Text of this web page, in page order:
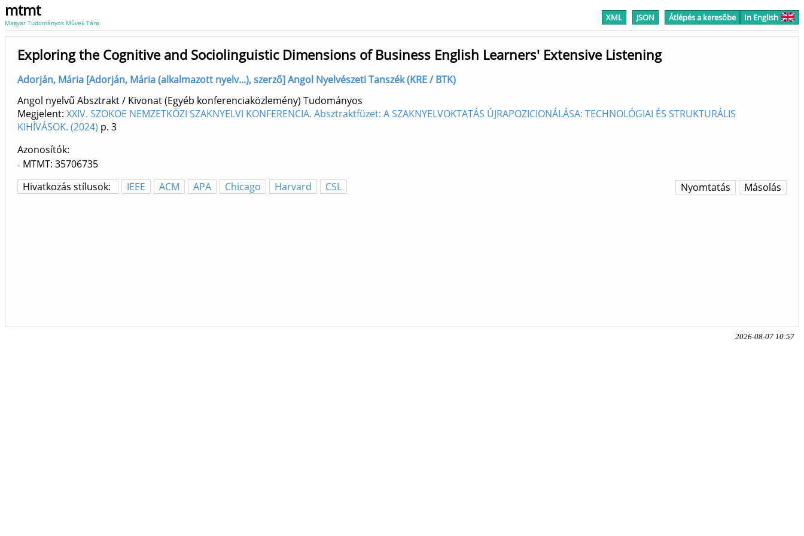
mtmt
Magyar Tudományos Művek Tára XML JSON Átlépés a keresőbe In English
Exploring the Cognitive and Sociolinguistic Dimensions of Business English Learners' Extensive Listening
Adorján, Mária [Adorján, Mária (alkalmazott nyelv...), szerző] Angol Nyelvészeti Tanszék (KRE / BTK)
Angol nyelvű Absztrakt / Kivonat (Egyéb konferenciaközlemény) Tudományos
Megjelent: XXIV. SZOKOE NEMZETKÖZI SZAKNYELVI KONFERENCIA. Absztraktfüzet: A SZAKNYELVOKTATÁS ÚJRAPOZICIONÁLÁSA: TECHNOLÓGIAI ÉS STRUKTURÁLIS
KIHÍVÁSOK. (2024) p. 3
Azonosítók
MTMT: 35706735
Hivatkozás stílusok:
IEEE ACM APA Chicago Harvard CSL Másolás
Nyomtatás
2026-08-07 10:57